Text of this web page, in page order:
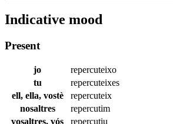
Indicative mood
Present
jo
repercuteixo
tu
repercuteixes
ell, ella, vostè
repercuteix
nosaltres
repercutim
vosaltres, vós
repercutiu